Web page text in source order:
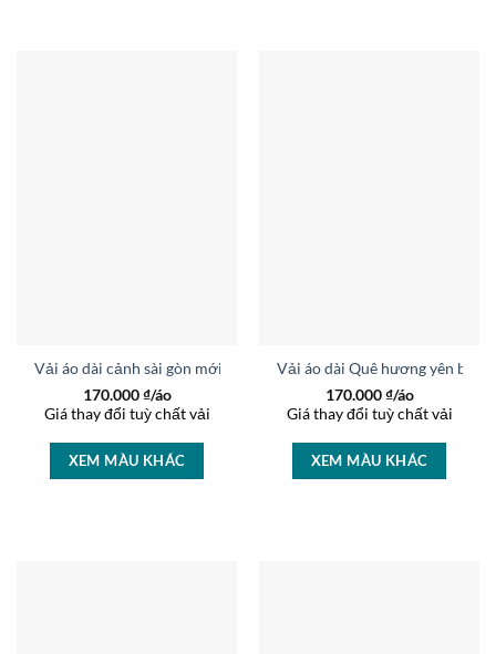
Vải áo dài cảnh sài gòn mới ra AD T7422
170.000₫/áo
Giá thay đổi tuỳ chất vải
XEM MÀU KHÁC
Vải áo dài Quê hương yên bình
170.000₫/áo
Giá thay đổi tuỳ chất vải
XEM MÀU KHÁC